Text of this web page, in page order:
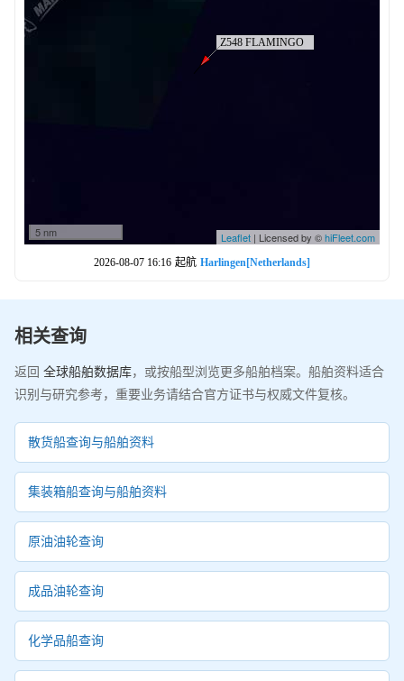
5 nm Leaflet | Licensed by ©hiFleet.com
2026-08-07 16:16 起航 Harlingen[Netherlands]
相关查询
返回 全球船舶数据库，或按船型浏览更多船舶档案。船舶资料适合
识别与研究参考，重要业务请结合官方证书与权威文件复核。
散货船查询与船舶资料
集装箱船查询与船舶资料
原油油轮查询
成品油轮查询
化学品船查询